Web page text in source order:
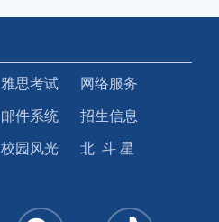
雅思考试 网络服务
邮件系统 招生信息
校园风光 北 斗 星